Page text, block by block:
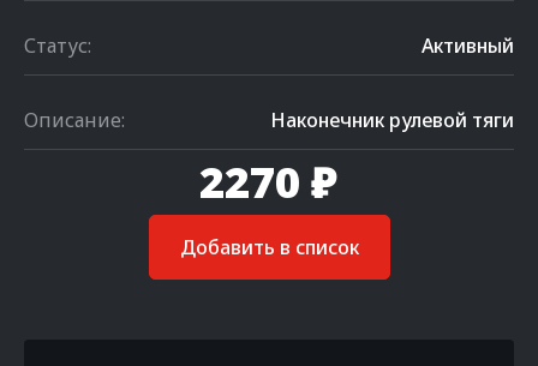
Статус: Активный
Описание: Наконечник рулевой тяги
2270 ₽
Добавить в список